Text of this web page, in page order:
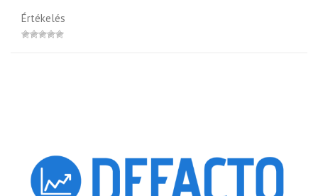
Értékelés